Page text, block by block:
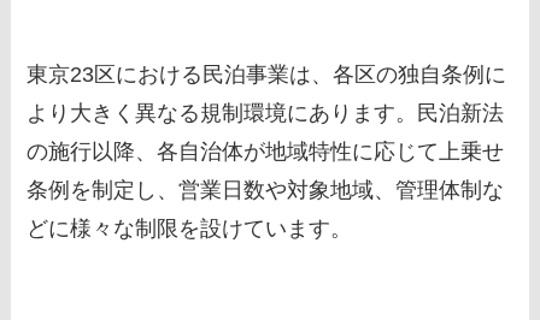
東京23区における民泊事業は、各区の独自条例に
より大きく異なる規制環境にあります。民泊新法
の施行以降、各自治体が地域特性に応じて上乗せ
条例を制定し、営業日数や対象地域、管理体制な
どに様々な制限を設けています。